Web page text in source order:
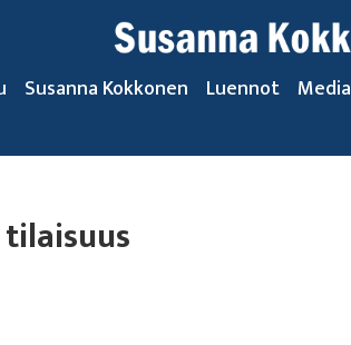
Susanna Kokkonen Luennot Media